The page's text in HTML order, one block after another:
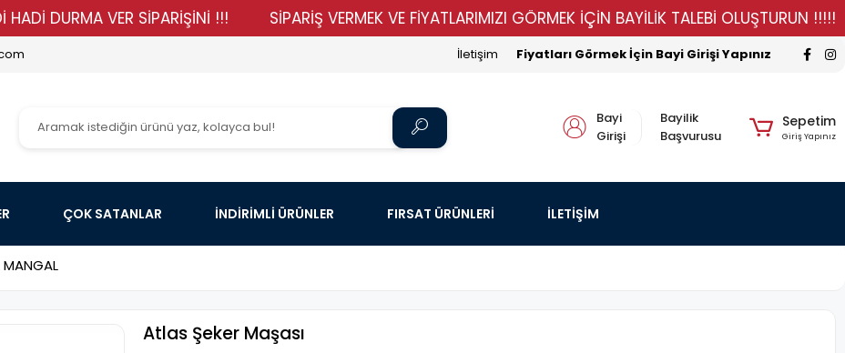
VER SİPARİŞİNİ !!! SİPARİŞ VERMEK VE FİYATLARIMIZI GÖRMEK İÇİN BAYİLİK TALEBİ OLUŞTURUN !!!!!
Fiyatları Görmek İçin Bayi Girişi Yapınız
İletişim
Bayi
Girişi
Bayilik
Başvurusu
Sepetim
Giriş Yapınız
ÇOK SATANLAR İNDİRİMLİ ÜRÜNLER FIRSAT ÜRÜNLERİ İLETİŞİM
MANGAL
Atlas Şeker Maşası